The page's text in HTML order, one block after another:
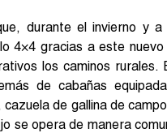
durante el invierno y
4×4 gracias a este
los caminos rurales.
de cabañas
de gallina de
se opera de manera